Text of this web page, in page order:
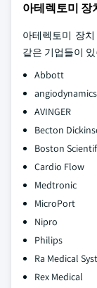
아테렉토미 장
아테렉토미 장
같은 기업들이
Abbott
angiodynamics
AVINGER
Becton
Boston
Cardio Flow
Medtronic
MicroPort
Nipro
Philips
Ra Medical
Rex Medical